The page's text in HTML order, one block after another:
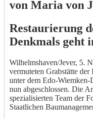
von Maria von
Restaurierung
Denkmals geht
Wilhelmshaven/Jever, 5.
vermuteten Grabstätte
unter dem Edo-
nun abgeschlossen. Die
spezialisierten Team der
Staatlichen